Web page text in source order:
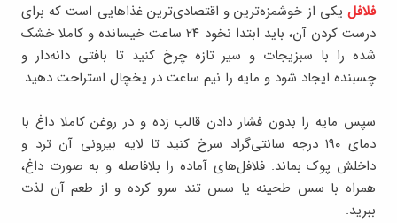
فلافل یکی از خوشمزه‌ترین و اقتصادی‌ترین غذاهایی است که برای
درست کردن آن، باید ابتدا نخود ۲۴ ساعت خیسانده و کاملا خشک
شده را با سبزیجات و سیر تازه چرخ کنید تا بافتی دانه‌دار و
چسبنده ایجاد شود و مایه را نیم ساعت در یخچال استراحت دهید.
سپس مایه را بدون فشار دادن قالب زده و در روغن کاملا داغ با
دمای ۱۹۰ درجه سانتی‌گراد سرخ کنید تا لایه بیرونی آن ترد و
داخلش پوک بماند. فلافل‌های آماده را بلافاصله و به صورت داغ،
همراه با سس طحینه یا سس تند سرو کرده و از طعم آن لذت
ببرید.